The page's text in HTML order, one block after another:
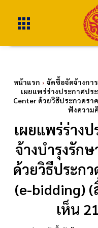
หน้าแรก จัดซื้อจัดจ้างกา
เผยแพร่ร่างประกาศปร
Center ด้วยวิธีประกวดรา
ฟังความ
เผยแพร่ร่าง
จ้างบำรุงรัก
ด้วยวิธีประก
(e-bidding)
เห็น